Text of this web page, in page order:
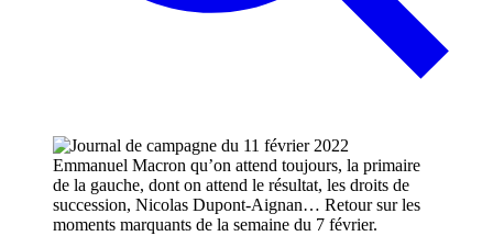
Emmanuel Macron qu’on attend toujours, la primaire
de la gauche, dont on attend le résultat, les droits de
succession, Nicolas Dupont-Aignan… Retour sur les
moments marquants de la semaine du 7 février.